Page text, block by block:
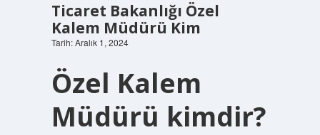
Ticaret Bakanlığı Özel
Kalem Müdürü Kim
Tarih: Aralık 1, 2024
Özel Kalem
Müdürü kimdir?